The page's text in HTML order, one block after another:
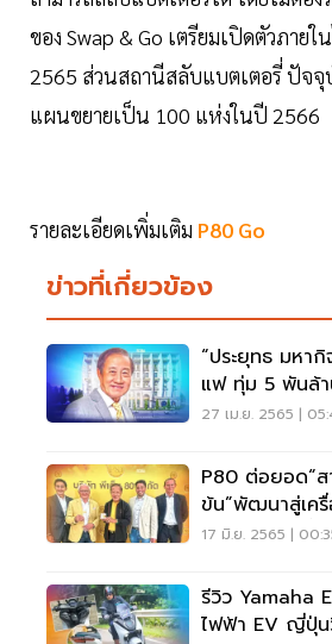
ของ Swap & Go เตรียมเปิดตัวภาย
2565 ส่วนสถานีสลับแบตเตอรี่ ปัจ
แผนขยายเป็น 100 แห่งในปี 2566
รายละเอียดเพิ่มเติม P80 Go
ข่าวที่เกี่ยวข้อง
“ประยุทธ มหากิ
แฟ ทุ่ม 5 พันล้
ระดับโลก”
27 เม.ย. 2565 |
P80 ต่อยอด“ส
ข้น”พัฒนาสู่เค
เยอรมัน ต.ค.นี้
17 มิ.ย. 2565 |
รีวิว Yamaha
ไฟฟ้า EV ญี่ปุ่น